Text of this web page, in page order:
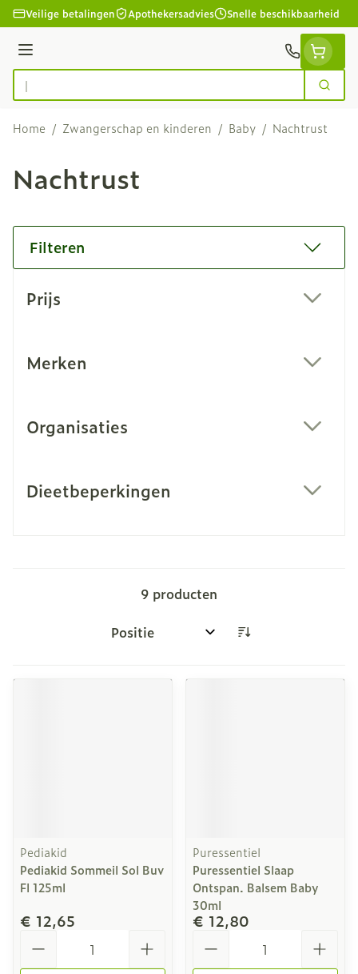
Ga naar de inhoud
Veilige betalingen Apothekersadvies Snelle beschikbaarheid
Menu
Product, merk, categorie...
Zoek
Home / Zwangerschap en kinderen / Baby / Nachtrust
Nachtrust
Filteren
Prijs
Merken
Organisaties
Dieetbeperkingen
9 producten
Sorteer op:
Pediakid
Pediakid Sommeil Sol Buv
Fl 125ml
€ 12,65
Puressentiel
Puressentiel Slaap
Ontspan. Balsem Baby
30ml
€ 12,80